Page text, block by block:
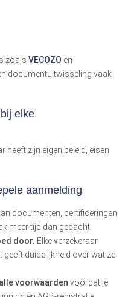
zoals VECOZO en
documentuitwisseling vaak
elke
heeft zijn eigen beleid, eisen
aanmelding
documenten, certificeringen
meer tijd dan gedacht.
door. Elke verzekeraar
geeft duidelijkheid over wat ze
voorwaarden voordat je